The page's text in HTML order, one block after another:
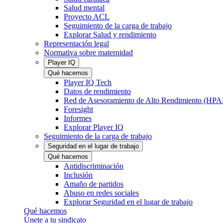
Salud mental
Proyecto ACL
Seguimiento de la carga de trabajo
Explorar Salud y rendimiento
Representación legal
Normativa sobre maternidad
Player IQ
Qué hacemos
Player IQ Tech
Datos de rendimiento
Red de Asesoramiento de Alto Rendimiento
Foresight
Informes
Explorar Player IQ
Seguimiento de la carga de trabajo
Seguridad en el lugar de trabajo
Qué hacemos
Antidiscriminación
Inclusión
Amaño de partidos
Abuso en redes sociales
Explorar Seguridad en el lugar de trabajo
Qué hacemos
Únete a tu sindicato